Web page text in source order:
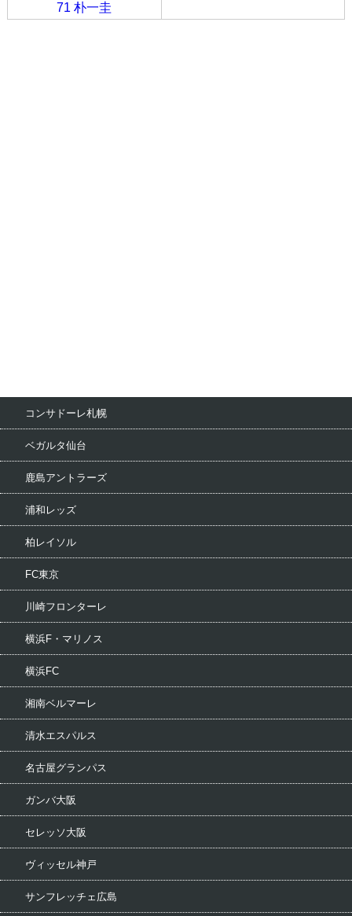
71 朴一圭
コンサドーレ札幌
ベガルタ仙台
鹿島アントラーズ
浦和レッズ
柏レイソル
FC東京
川崎フロンターレ
横浜F・マリノス
横浜FC
湘南ベルマーレ
清水エスパルス
名古屋グランパス
ガンバ大阪
セレッソ大阪
ヴィッセル神戸
サンフレッチェ広島